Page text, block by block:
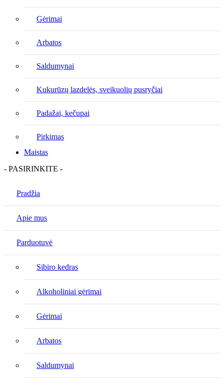
Gėrimai
Arbatos
Saldumynai
Kukurūzų lazdelės, sveikuolių pusryčiai
Padažai, kečupai
Pirkimas
Maistas
- PASIRINKITE -
Pradžia
Apie mus
Parduotuvė
Sibiro kedras
Alkoholiniai gėrimai
Gėrimai
Arbatos
Saldumynai